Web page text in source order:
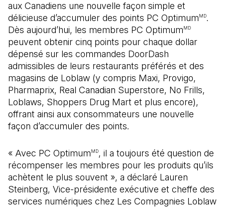
aux Canadiens une nouvelle façon simple et
délicieuse d’accumuler des points PC OptimumMD.
Dès aujourd’hui, les membres PC OptimumMD
peuvent obtenir cinq points pour chaque dollar
dépensé sur les commandes DoorDash
admissibles de leurs restaurants préférés et des
magasins de Loblaw (y compris Maxi, Provigo,
Pharmaprix, Real Canadian Superstore, No Frills,
Loblaws, Shoppers Drug Mart et plus encore),
offrant ainsi aux consommateurs une nouvelle
façon d’accumuler des points.
« Avec PC OptimumMD, il a toujours été question de
récompenser les membres pour les produits qu’ils
achètent le plus souvent », a déclaré Lauren
Steinberg, Vice-présidente exécutive et cheffe des
services numériques chez Les Compagnies Loblaw